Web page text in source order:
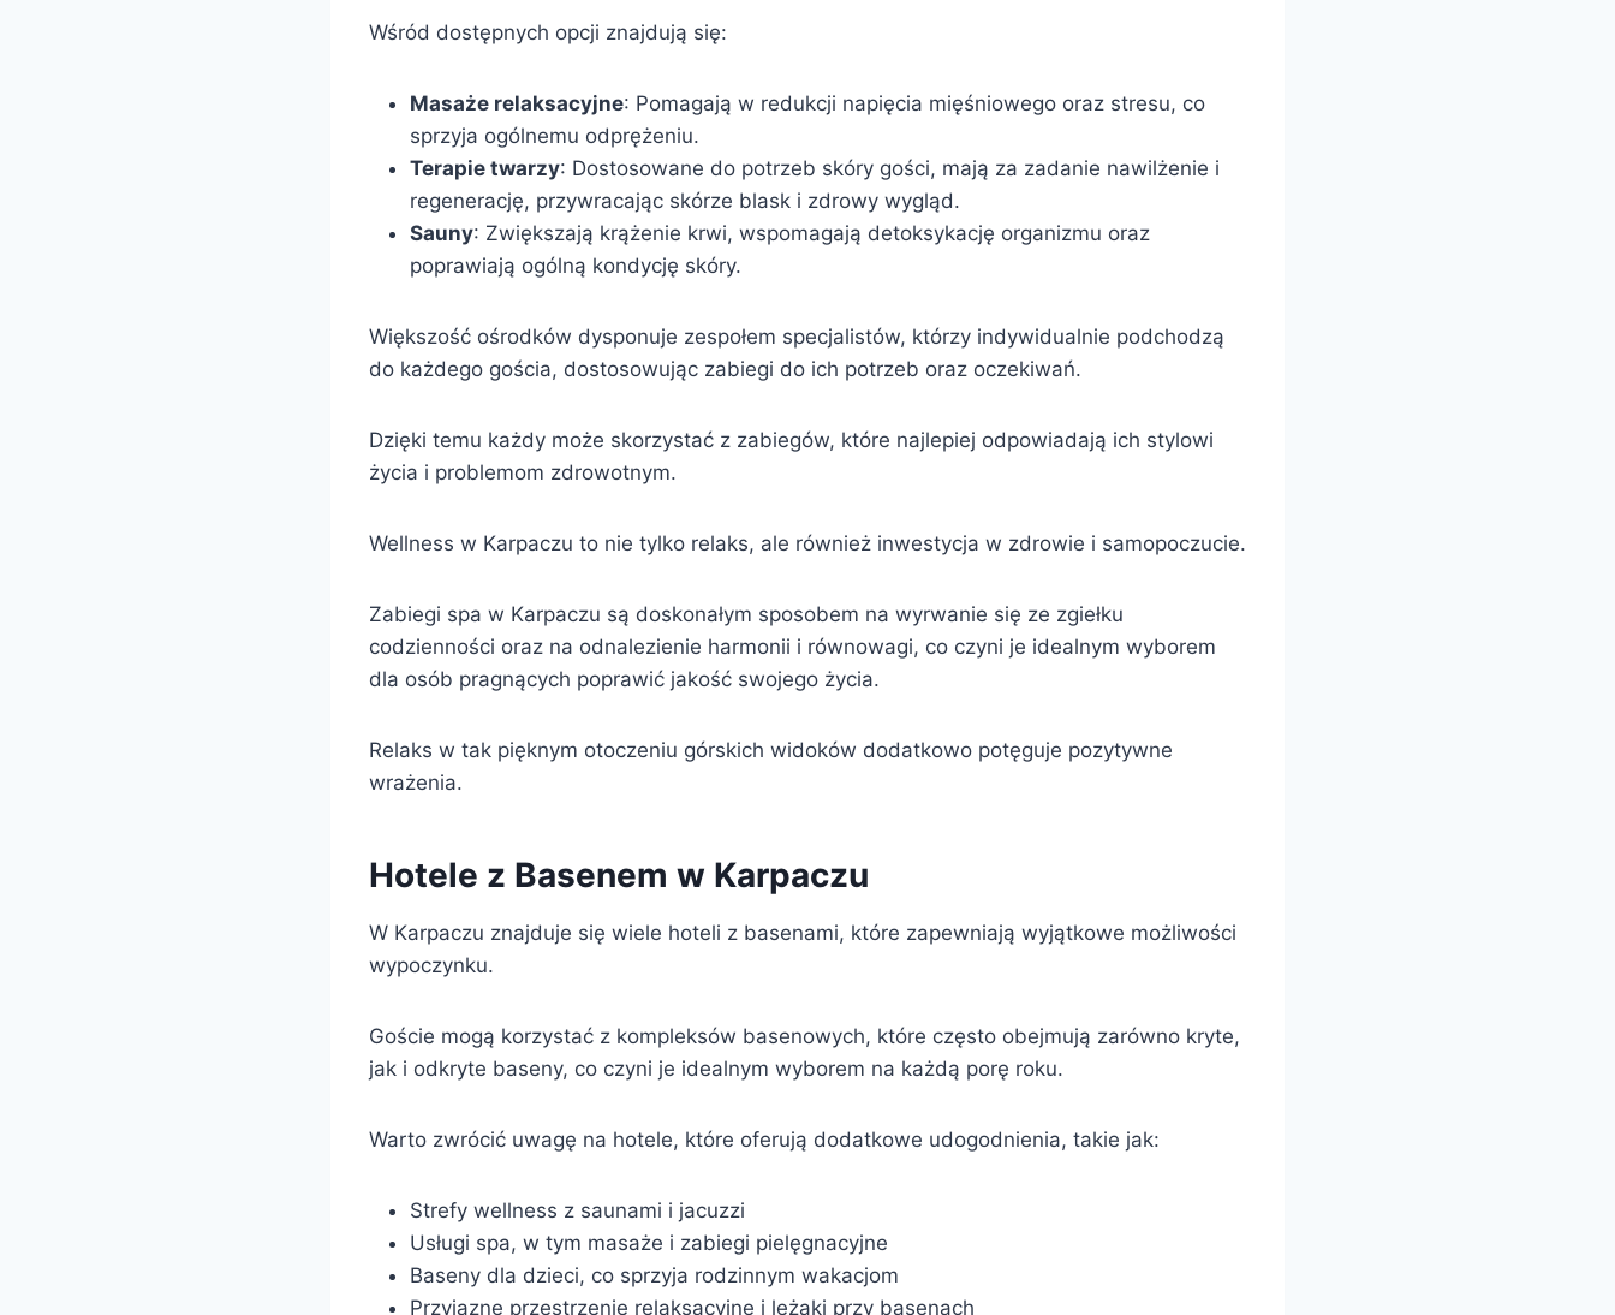
Wśród dostępnych opcji znajdują się:
Masaże relaksacyjne: Pomagają w redukcji napięcia mięśniowego oraz stresu, co
sprzyja ogólnemu odprężeniu.
Terapie twarzy: Dostosowane do potrzeb skóry gości, mają za zadanie nawilżenie i
regenerację, przywracając skórze blask i zdrowy wygląd.
Sauny: Zwiększają krążenie krwi, wspomagają detoksykację organizmu oraz
poprawiają ogólną kondycję skóry.
Większość ośrodków dysponuje zespołem specjalistów, którzy indywidualnie podchodzą
do każdego gościa, dostosowując zabiegi do ich potrzeb oraz oczekiwań.
Dzięki temu każdy może skorzystać z zabiegów, które najlepiej odpowiadają ich stylowi
życia i problemom zdrowotnym.
Wellness w Karpaczu to nie tylko relaks, ale również inwestycja w zdrowie i samopoczucie.
Zabiegi spa w Karpaczu są doskonałym sposobem na wyrwanie się ze zgiełku
codzienności oraz na odnalezienie harmonii i równowagi, co czyni je idealnym wyborem
dla osób pragnących poprawić jakość swojego życia.
Relaks w tak pięknym otoczeniu górskich widoków dodatkowo potęguje pozytywne
wrażenia.
Hotele z Basenem w Karpaczu
W Karpaczu znajduje się wiele hoteli z basenami, które zapewniają wyjątkowe możliwości
wypoczynku.
Goście mogą korzystać z kompleksów basenowych, które często obejmują zarówno kryte,
jak i odkryte baseny, co czyni je idealnym wyborem na każdą porę roku.
Warto zwrócić uwagę na hotele, które oferują dodatkowe udogodnienia, takie jak:
Strefy wellness z saunami i jacuzzi
Usługi spa, w tym masaże i zabiegi pielęgnacyjne
Baseny dla dzieci, co sprzyja rodzinnym wakacjom
Przyjazne przestrzenie relaksacyjne i leżaki przy basenach